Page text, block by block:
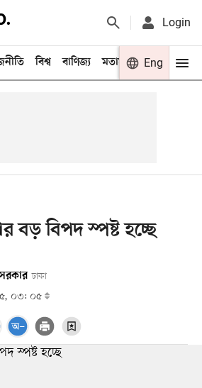
Login
বিশ্ব বাণিজ্য মতামত খেলা
Eng
বড় বিপদ স্পষ্ট হচ্ছে
ঢাকা
০৩: ০৫